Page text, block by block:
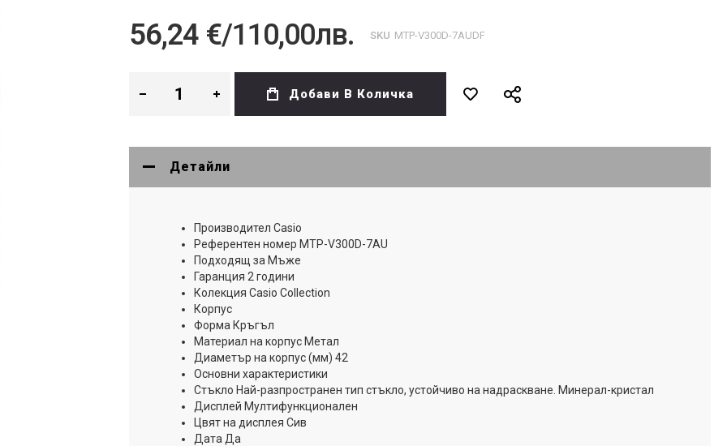
56,24 €/110,00лв. SKU MTP-V300D-7AUDF
Добави В Количка
Детайли
Производител Casio
Референтен номер MTP-V300D-7AU
Подходящ за Мъже
Гаранция 2 години
Колекция Casio Collection
Корпус
Форма Кръгъл
Материал на корпус Метал
Диаметър на корпус (мм) 42
Основни характеристики
Стъкло Най-разпространен тип стъкло, устойчиво на надраскване. Минерал-кристал
Дисплей Мултифункционален
Цвят на дисплея Сив
Дата Да